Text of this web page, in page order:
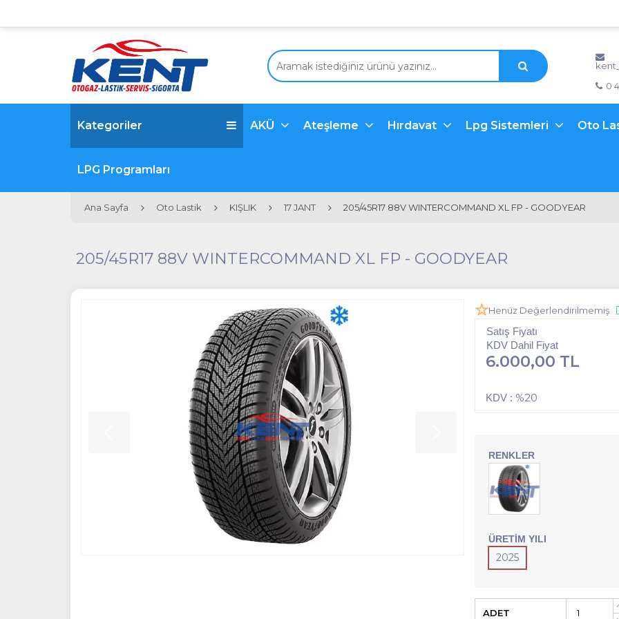
0
Kategoriler AKÜ Ateşleme Hırdavat Lpg Sistemleri Oto
LPG Programları
Ana Sayfa Oto Lastik KIŞLIK 17 JANT 205/45R17 88V WINTERCOMMAND XL FP - GOODYEAR
205/45R17 88V WINTERCOMMAND XL FP - GOODYEAR
Henüz Değerlendirilmemiş
Satış Fiyatı
KDV Dahil Fiyat
6.000,00 TL
KDV : %20
RENKLER
ÜRETIM YILI
2025
ADET